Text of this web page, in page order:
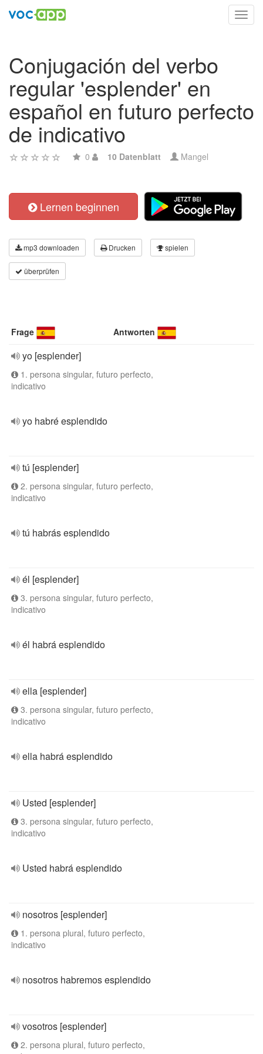
Conjugación del verbo
regular 'esplender' en
español en futuro perfecto
de indicativo
0 10 Datenblatt Mangel
Lernen beginnen
mp3 downloaden Drucken spielen
überprüfen
Frage Antworten
yo [esplender]
1. persona singular, futuro perfecto,
indicativo
yo habré esplendido
tú [esplender]
2. persona singular, futuro perfecto,
indicativo
tú habrás esplendido
él [esplender]
3. persona singular, futuro perfecto,
indicativo
él habrá esplendido
ella [esplender]
3. persona singular, futuro perfecto,
indicativo
ella habrá esplendido
Usted [esplender]
3. persona singular, futuro perfecto,
indicativo
Usted habrá esplendido
nosotros [esplender]
1. persona plural, futuro perfecto,
indicativo
nosotros habremos esplendido
vosotros [esplender]
2. persona plural, futuro perfecto,